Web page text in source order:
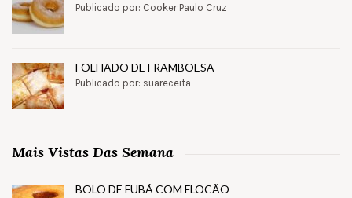
Publicado por: Cooker Paulo Cruz
FOLHADO DE FRAMBOESA
Publicado por: suareceita
Mais Vistas Das Semana
BOLO DE FUBÁ COM FLOCÃO